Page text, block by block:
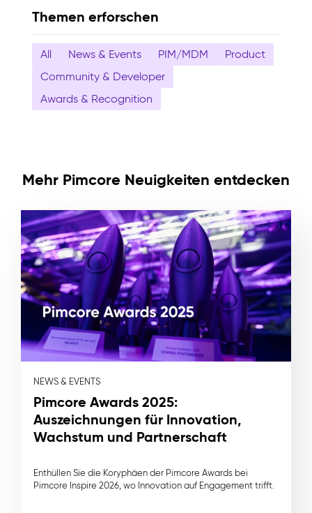
Themen erforschen
All News & Events PIM/MDM
Product
Community & Developer
Awards & Recognition
Mehr Pimcore Neuigkeiten entdecken
NEWS & EVENTS
Pimcore Awards 2025:
Auszeichnungen für Innovation,
Wachstum und Partnerschaft
Enthüllen Sie die Koryphäen der Pimcore Awards bei
Pimcore Inspire 2026, wo Innovation auf Engagement trifft.